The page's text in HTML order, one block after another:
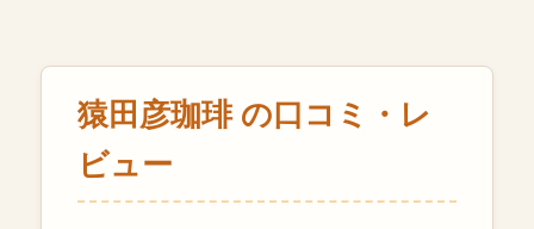
猿田彦珈琲 の口コミ・レ
ビュー